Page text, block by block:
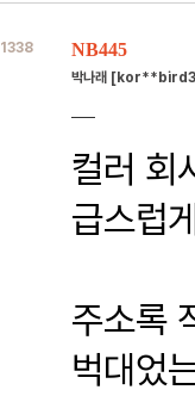
1338 NB445
박나래
컬러 회
급스럽
주소록
벅대었